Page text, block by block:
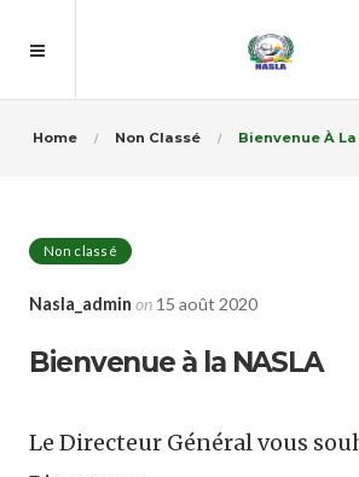
Home Non Classé Bienvenue À La
Non classé
Nasla_admin on 15 août 2020
Bienvenue à la NASLA
Le Directeur Général vous